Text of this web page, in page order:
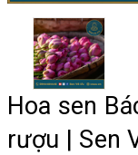
Hoa sen
rượu | Sen